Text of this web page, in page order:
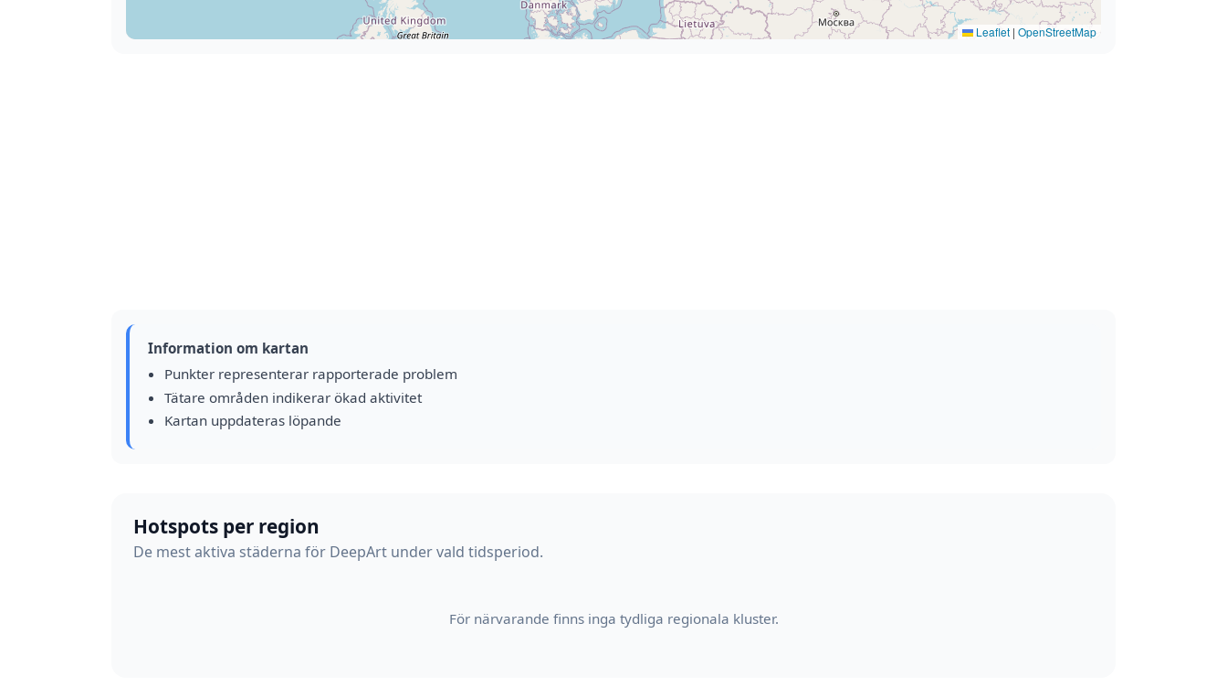
Leaflet | OpenStreetMap
Information om kartan
Punkter representerar rapporterade problem
Tätare områden indikerar ökad aktivitet
Kartan uppdateras löpande
Hotspots per region
De mest aktiva städerna för DeepArt under vald tidsperiod.
För närvarande finns inga tydliga regionala kluster.